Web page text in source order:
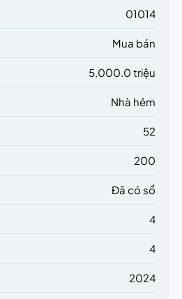
01014
Mua bán
5,000.0 triệu
Nhà hẻm
52
200
Đã có sổ
4
4
2024